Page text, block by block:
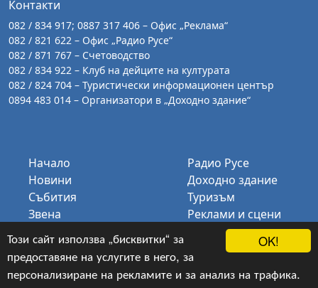
OK!
Този сайт използва „бисквитки“ за
предоставяне на услугите в него, за
персонализиране на рекламите и за анализ на трафика.
Контакти
082 / 834 917; 0887 317 406 – Офис „Реклама“
082 / 821 622 – Офис „Радио Русе“
082 / 871 767 – Счетоводство
082 / 834 922 – Клуб на дейците на културата
082 / 824 704 – Туристически информационен център
0894 483 014 – Организатори в „Доходно здание“
Начало
Новини
Събития
Звена
За нас
Контакти
Радио Русе
Доходно здание
Туризъм
Реклами и сцени
Биг Бенд Русе